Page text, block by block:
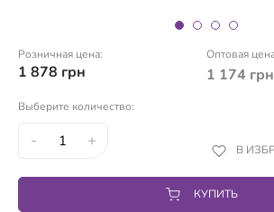
Розничная цена:
1 878 грн
Оптовая
1 174 грн
Выберите количество:
- + В
КУПИТЬ